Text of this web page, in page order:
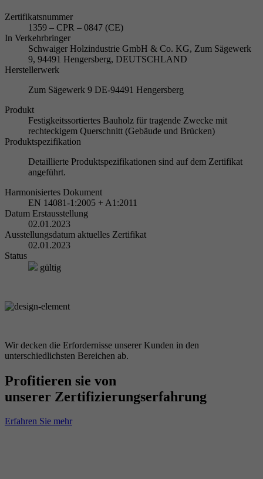
Zertifikatsnummer
1359 – CPR – 0847 (CE)
In Verkehrbringer
Schwaiger Holzindustrie GmbH & Co. KG, Zum Sägewerk
9, 94491 Hengersberg, DEUTSCHLAND
Herstellerwerk
Zum Sägewerk 9 DE-94491 Hengersberg
Produkt
Festigkeitssortiertes Bauholz für tragende Zwecke mit
rechteckigem Querschnitt (Gebäude und Brücken)
Produktspezifikation
Detaillierte Produktspezifikationen sind auf dem Zertifikat
angeführt.
Harmonisiertes Dokument
EN 14081-1:2005 + A1:2011
Datum Erstausstellung
02.01.2023
Ausstellungsdatum aktuelles Zertifikat
02.01.2023
Status
gültig
Wir decken die Erfordernisse unserer Kunden in den
unterschiedlichsten Bereichen ab.
Profitieren sie von
unserer Zertifizierungserfahrung
Erfahren Sie mehr